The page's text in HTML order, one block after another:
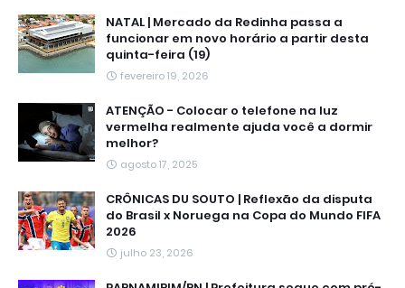
NATAL | Mercado da Redinha passa a
funcionar em novo horário a partir desta
quinta-feira (19)
fevereiro 19, 2026
ATENÇÃO - Colocar o telefone na luz
vermelha realmente ajuda você a dormir
melhor?
agosto 17, 2025
CRÔNICAS DU SOUTO | Reflexão da disputa
do Brasil x Noruega na Copa do Mundo FIFA
2026
julho 23, 2026